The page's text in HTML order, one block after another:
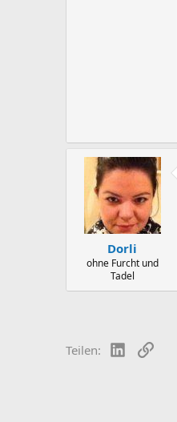
Dorli
ohne Furcht und
Tadel
Teilen: LinkedIn
Link